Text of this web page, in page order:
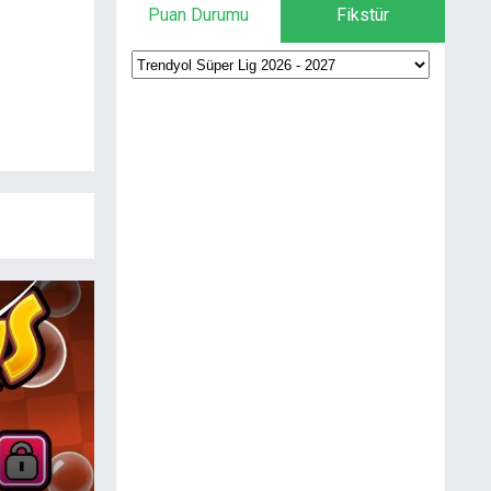
Puan Durumu Fikstür